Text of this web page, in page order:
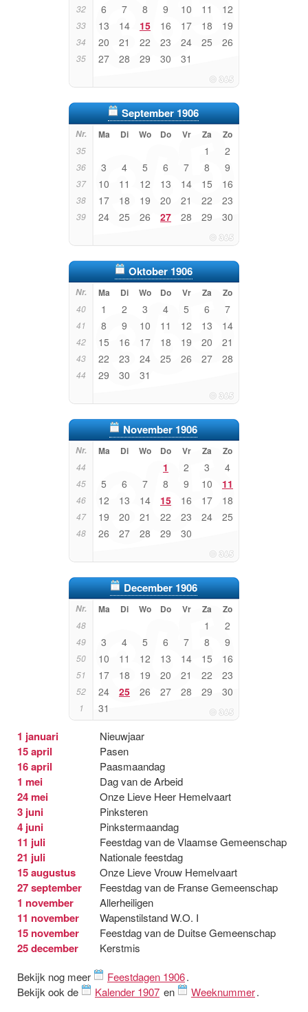
32 6 7 8 9 10 11 12
33 13 14 15 16 17 18 19
34 20 21 22 23 24 25 26
35 27 28 29 30 31
September 1906
Nr. Ma Di Wo Do Vr Za Zo
35 1 2
36 3 4 5 6 7 8 9
37 10 11 12 13 14 15 16
38 17 18 19 20 21 22 23
39 24 25 26 27 28 29 30
Oktober 1906
Nr. Ma Di Wo Do Vr Za Zo
40 1 2 3 4 5 6 7
41 8 9 10 11 12 13 14
42 15 16 17 18 19 20 21
43 22 23 24 25 26 27 28
44 29 30 31
November 1906
Nr. Ma Di Wo Do Vr Za Zo
44 1 2 3 4
45 5 6 7 8 9 10 11
46 12 13 14 15 16 17 18
47 19 20 21 22 23 24 25
48 26 27 28 29 30
December 1906
Nr. Ma Di Wo Do Vr Za Zo
48 1 2
49 3 4 5 6 7 8 9
50 10 11 12 13 14 15 16
51 17 18 19 20 21 22 23
52 24 25 26 27 28 29 30
1 31
1 januari Nieuwjaar
15 april Pasen
16 april Paasmaandag
1 mei Dag van de Arbeid
24 mei Onze Lieve Heer Hemelvaart
3 juni Pinksteren
4 juni Pinkstermaandag
11 juli Feestdag van de Vlaamse Gemeenschap
21 juli Nationale feestdag
15 augustus Onze Lieve Vrouw Hemelvaart
27 september Feestdag van de Franse Gemeenschap
1 november Allerheiligen
11 november Wapenstilstand W.O. I
15 november Feestdag van de Duitse Gemeenschap
25 december
Kerstmis
Bekijk nog meer
Feestdagen 1906.
Bekijk ook de
Kalender 1907 en Weeknummer.